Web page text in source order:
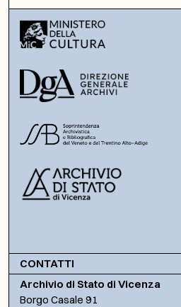
CONTATTI
Archivio di Stato di Vicenza
Borgo Casale 91